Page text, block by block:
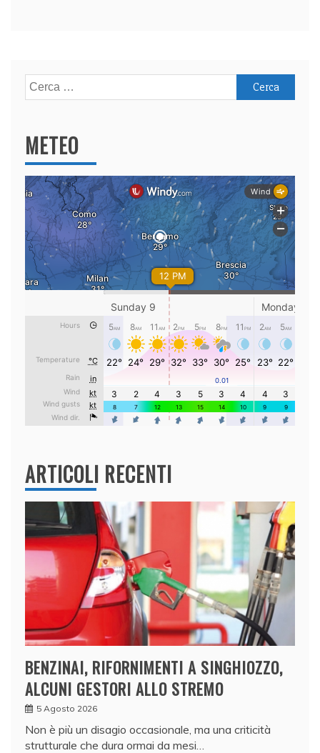
Ricerca
per:
METEO
ARTICOLI RECENTI
BENZINAI, RIFORNIMENTI A SINGHIOZZO,
ALCUNI GESTORI ALLO STREMO
5 Agosto 2026
Non è più un disagio occasionale, ma una criticità
strutturale che dura ormai da mesi…